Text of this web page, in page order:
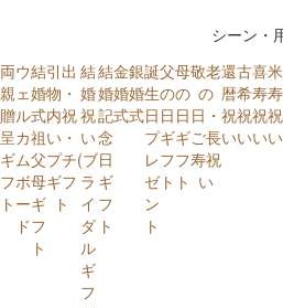
シーン・
両
親
贈
呈
ギ
フ
ト
ウ
ェ
ル
カ
ム
ボ
ー
ド
結
婚
式
祖
父
母
ギ
フ
ト
引出
物・
内祝
い・
プチ
ギフ
ト
結
婚
祝
い
(ブ
ラ
イ
ダ
ル
ギ
フ
結
婚
記
念
日
ギ
フ
ト
金
婚
式
銀
婚
式
誕
生
日
プ
レ
ゼ
ン
ト
父
の
日
ギ
フ
ト
母
の
日
ギ
フ
ト
敬老
の
日・
ご長
寿祝
い
還
暦
祝
い
古
希
祝
い
喜
寿
祝
い
米
寿
祝
い